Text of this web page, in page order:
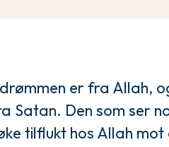
er fra Allah,
Satan. Den som ser
tilflukt hos Allah